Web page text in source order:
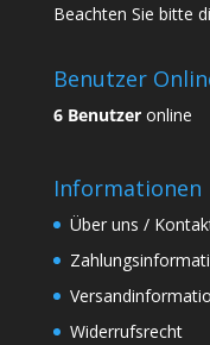
Beachten Sie bitte
Benutzer
6 Benutzeronline
Informationen
Über uns /
Widerrufsrecht